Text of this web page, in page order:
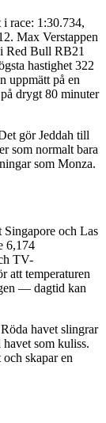
race: 1:30.734,
Max Verstappen
Red Bull RB21
hastighet 322
uppmätt på en
drygt 80 minuter
gör Jeddah till
som normalt bara
som Monza.
och Las
6,174
TV-
att temperaturen
— dagtid kan
havet slingrar
som kuliss.
skapar en